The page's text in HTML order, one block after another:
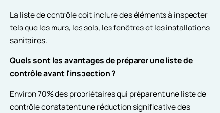
La liste de contrôle doit inclure des éléments à inspecter
tels que les murs, les sols, les fenêtres et les installations
sanitaires.
Quels sont les avantages de préparer une liste de
contrôle avant l'inspection ?
Environ 70% des propriétaires qui préparent une liste de
contrôle constatent une réduction significative des